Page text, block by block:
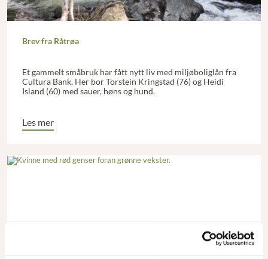
Brev fra Råtrøa
Et gammelt småbruk har fått nytt liv med miljøboliglån fra
Cultura Bank. Her bor Torstein Kringstad (76) og Heidi
Island (60) med sauer, høns og hund.
Les mer